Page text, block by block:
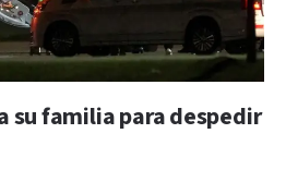
su familia para despedir